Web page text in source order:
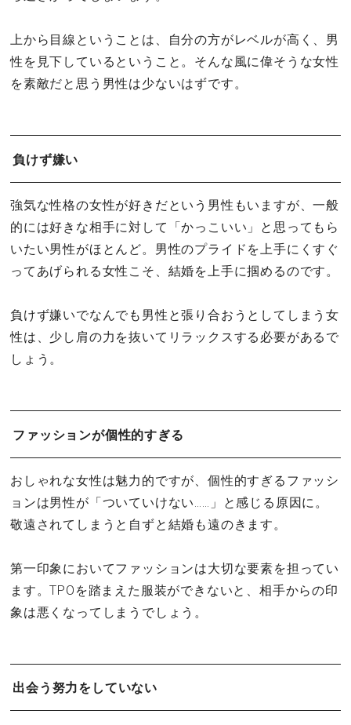
上から目線ということは、自分の方がレベルが高く、男
性を見下しているということ。そんな風に偉そうな女性
を素敵だと思う男性は少ないはずです。
負けず嫌い
強気な性格の女性が好きだという男性もいますが、一般
的には好きな相手に対して「かっこいい」と思ってもら
いたい男性がほとんど。男性のプライドを上手にくすぐ
ってあげられる女性こそ、結婚を上手に掴めるのです。
負けず嫌いでなんでも男性と張り合おうとしてしまう女
性は、少し肩の力を抜いてリラックスする必要があるで
しょう。
ファッションが個性的すぎる
おしゃれな女性は魅力的ですが、個性的すぎるファッシ
ョンは男性が「ついていけない……」と感じる原因に。
敬遠されてしまうと自ずと結婚も遠のきます。
第一印象においてファッションは大切な要素を担ってい
ます。TPOを踏まえた服装ができないと、相手からの印
象は悪くなってしまうでしょう。
出会う努力をしていない